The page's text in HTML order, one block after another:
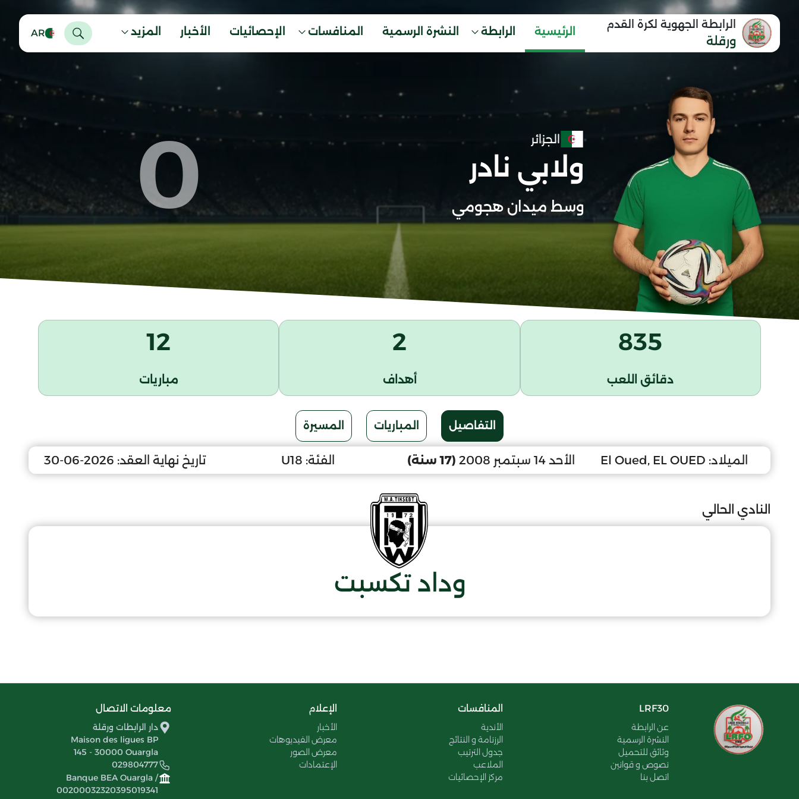
الرابطة الجهوية لكرة القدم
ورقلة
الرئيسية الرابطة النشرة الرسمية المنافسات الإحصائيات الأخبار المزيد AR
الجزائر
ولابي نادر
وسط ميدان هجومي 0
835
دقائق اللعب
2
أهداف
12
مباريات
التفاصيل المباريات المسيرة
الميلاد: El Oued, EL OUED الأحد 14 سبتمبر 2008 (17 سنة) الفئة: U18 تاريخ نهاية العقد: 2026-06-30
النادي الحالي
وداد تكسبت
LRF30
عن الرابطة
النشرة الرسمية
وثائق للتحميل
نصوص و قوانين
اتصل بنا
المنافسات
الأندية
الرزنامة و النتائج
جدول الترتيب
الملاعب
مركز الإحصائيات
الإعلام
الأخبار
معرض الفيديوهات
معرض الصور
الإعتمادات
معلومات الاتصال
دار الرابطات ورقلة
Maison des ligues BP
145 - 30000 Ouargla
029804777
Banque BEA Ouargla /
00200032320395019341